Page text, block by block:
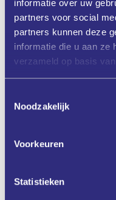
informatie over uw
partners voor social
partners kunnen deze
informatie die u aan ze
verzameld op basis
Noodzakelijk
Voorkeuren
Statistieken
lopen met een
binnen jouw
Brainport Industries
Online